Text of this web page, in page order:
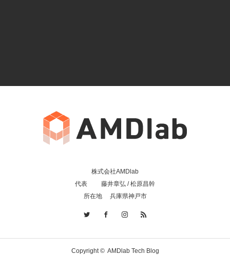
株式会社AMDlab
代表 藤井章弘 / 松原昌幹
所在地 兵庫県神戸市
Copyright © AMDlab Tech Blog